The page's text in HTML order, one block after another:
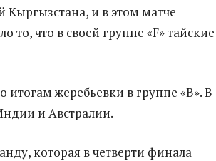
Кыргызстана, и в этом матче
то, что в своей группе «F» тайские
итогам жеребьевки в группе «В». В
и Австралии.
которая в четверти финала